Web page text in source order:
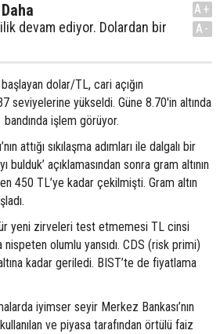
devam ediyor. Dolardan bir
A+
A-
dolar/TL, cari açığın
seviyelerine yükseldi. Güne 8.70'in altında
işlem görüyor.
attığı sıkılaşma adımları ile dalgalı bir
bulduk’ açıklamasından sonra gram altının
450 TL’ye kadar çekilmişti. Gram altın
yeni zirveleri test etmemesi TL cinsi
nispeten olumlu yansıdı. CDS (risk primi)
kadar geriledi. BIST’te de fiyatlama
iyimser seyir Merkez Bankası’nın
ve piyasa tarafından örtülü faiz